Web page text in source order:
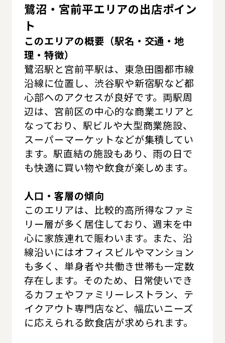
鷺沼・宮前平エリアの出店ポイン
ト
このエリアの概要（駅名・交通・地
理・特徴）
鷺沼駅と宮前平駅は、東急田園都市線
沿線に位置し、渋谷駅や新宿駅など都
心部へのアクセスが良好です。両駅周
辺は、宮前区の中心的な商業エリアと
なっており、駅ビルや大型商業施設、
スーパーマーケットなどが集積してい
ます。駅直結の施設もあり、雨の日で
も快適に買い物や飲食が楽しめます。
人口・客層の傾向
このエリアは、比較的高所得なファミ
リー層が多く居住しており、週末を中
心に家族連れで賑わいます。また、沿
線沿いにはオフィスビルやマンション
も多く、単身者や共働き世帯も一定数
存在します。そのため、日常使いでき
るカフェやファミリーレストラン、テ
イクアウト専門店など、幅広いニーズ
に応えられる飲食店が求められます。